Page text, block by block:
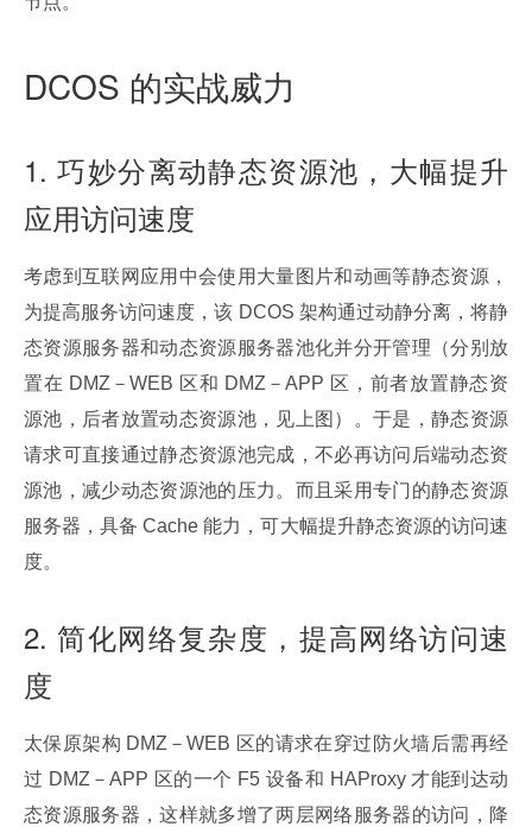
DCOS 的实战威力
1. 巧妙分离动静态资源池，大幅提升
应用访问速度
考虑到互联网应用中会使用大量图片和动画等静态资源，
为提高服务访问速度，该 DCOS 架构通过动静分离，将静
态资源服务器和动态资源服务器池化并分开管理（分别放
置在 DMZ－WEB 区和 DMZ－APP 区，前者放置静态资
源池，后者放置动态资源池，见上图）。于是，静态资源
请求可直接通过静态资源池完成，不必再访问后端动态资
源池，减少动态资源池的压力。而且采用专门的静态资源
服务器，具备 Cache 能力，可大幅提升静态资源的访问速
度。
2. 简化网络复杂度，提高网络访问速
度
太保原架构 DMZ－WEB 区的请求在穿过防火墙后需再经
过 DMZ－APP 区的一个 F5 设备和 HAProxy 才能到达动
态资源服务器，这样就多增了两层网络服务器的访问，降